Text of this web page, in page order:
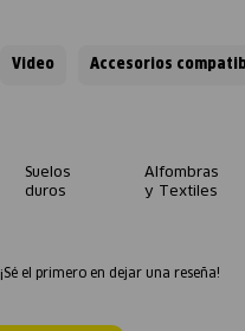
Video Accesorios
Suelos
duros
Alfombras
y Textiles
¡Sé el primero en dejar una reseña!